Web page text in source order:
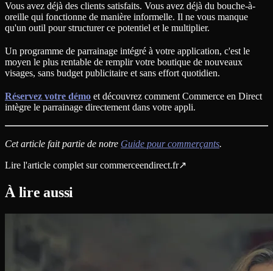
Vous avez déjà des clients satisfaits. Vous avez déjà du bouche-à-
oreille qui fonctionne de manière informelle. Il ne vous manque
qu'un outil pour structurer ce potentiel et le multiplier.
Un programme de parrainage intégré à votre application, c'est le
moyen le plus rentable de remplir votre boutique de nouveaux
visages, sans budget publicitaire et sans effort quotidien.
Réservez votre démo et découvrez comment Commerce en Direct
intègre le parrainage directement dans votre appli.
Cet article fait partie de notre Guide pour commerçants.
Lire l'article complet sur commerceendirect.fr↗
À lire aussi